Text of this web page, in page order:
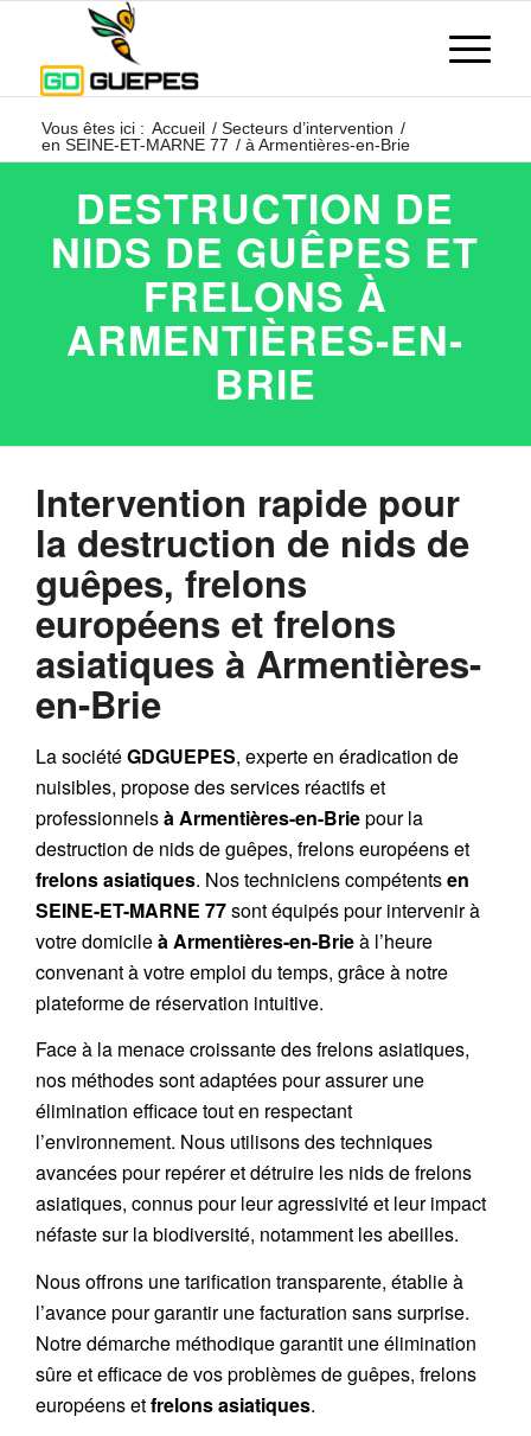
Vous êtes ici : Accueil / Secteurs d’intervention /
en SEINE-ET-MARNE 77 / à Armentières-en-Brie
DESTRUCTION DE
NIDS DE GUÊPES ET
FRELONS À
ARMENTIÈRES-EN-
BRIE
Intervention rapide pour
la destruction de nids de
guêpes, frelons
européens et frelons
asiatiques à Armentières-
en-Brie
La sociétéGDGUEPES, experte en éradication de
nuisibles, propose des services réactifs et
professionnelsà Armentières-en-Briepour la
destruction de nids de guêpes, frelons européenset
frelons asiatiques. Nos techniciens compétentsen
SEINE-ET-MARNE 77sont équipés pour intervenir à
votre domicileà Armentières-en-Brieà l’heure
convenant à votre emploi du temps, grâce à notre
plateforme de réservation intuitive.
Face à la menace croissante des frelons asiatiques,
nos méthodes sont adaptées pour assurer une
élimination efficace tout en respectant
l’environnement. Nous utilisons des techniques
avancées pour repérer et détruire les nids defrelons
asiatiques, connus pour leur agressivité et leur impact
néfaste sur la biodiversité, notamment les abeilles.
Nous offrons unetarification transparente, établie à
l’avance pour garantir une facturation sans surprise.
Notre démarche méthodique garantit une élimination
sûre et efficace de vos problèmes de guêpes, frelons
européens etfrelons asiatiques.